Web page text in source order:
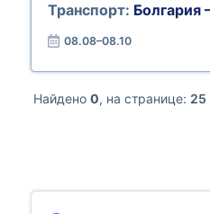
Транспорт: Болгария
08.08–08.10
Найдено 0, на странице: 25